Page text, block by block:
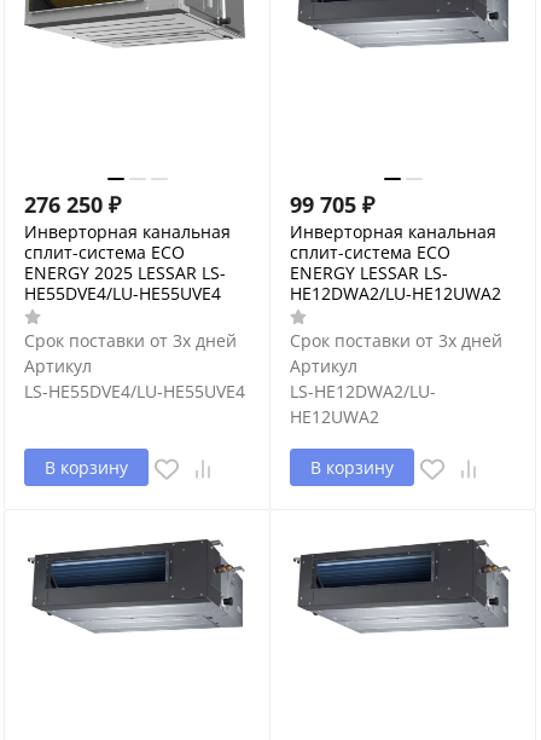
276 250 ₽
Инверторная канальная
сплит-система ECO
ENERGY 2025 LESSAR LS-
HE55DVE4/LU-HE55UVE4
Срок поставки от 3х дней
Артикул
LS-HE55DVE4/LU-HE55UVE4
В корзину
99 705 ₽
Инверторная канальная
сплит-система ECO
ENERGY LESSAR LS-
HE12DWA2/LU-HE12UWA2
Срок поставки от 3х дней
Артикул
LS-HE12DWA2/LU-
HE12UWA2
В корзину